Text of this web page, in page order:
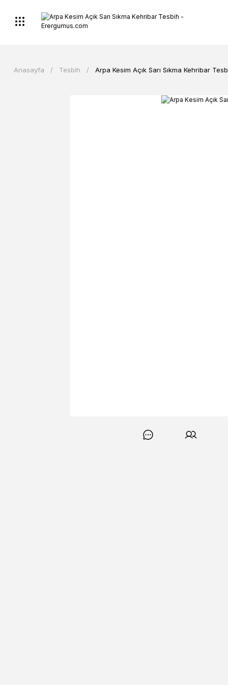
Anasayfa Tesbih Arpa Kesim Açık Sarı Sıkma Kehribar